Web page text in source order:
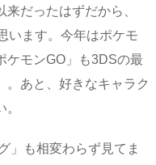
だったはずだから、
います。今年はポケモ
ケモンGO」も3DSの最
。あと、好きなキャラク
」も相変わらず見てま